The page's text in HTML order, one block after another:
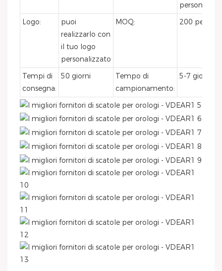
Logo:
puoi
realizzarlo con
il tuo logo
personalizzato
MOQ: 200 pezzi
Tempi di
consegna:
50 giorni
Tempo di
campionamento:
5-7 giorni